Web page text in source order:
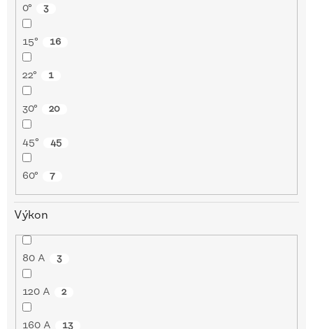
0° 3
15° 16
22° 1
30° 20
45° 45
60° 7
Výkon
80 A 3
120 A 2
160 A 13